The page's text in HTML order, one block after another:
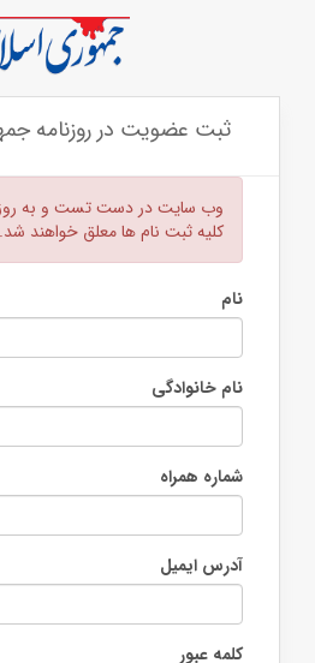
ثبت عضویت در روزنامه
وب سایت در دست تست و به روز
کلیه ثبت نام ها معلق خواهند شد.
نام
نام خانوادگی
شماره همراه
آدرس ایمیل
کلمه عبور